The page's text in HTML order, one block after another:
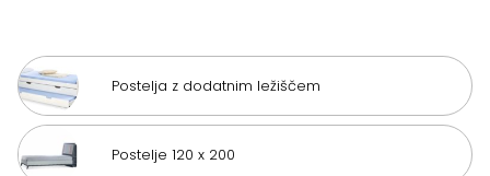
Postelja z dodatnim ležiščem
Postelje 120 x 200